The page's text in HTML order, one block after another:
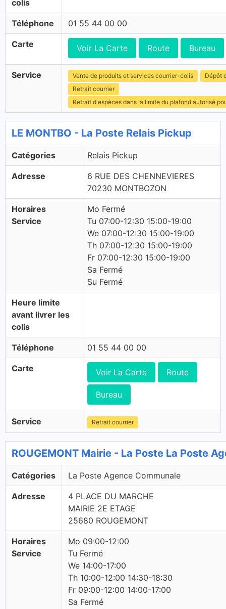
colis
Téléphone 01 55 44 00 00
Carte Voir La Carte Route Bureau
Service Vente de produits et services courrier-colis
Dépôt
Retrait courrier
Retrait d'espèces dans la limite du plafond autorisé
LE MONTBO - La Poste Relais Pickup
Catégories Relais Pickup
Adresse
6 RUE DES CHENNEVIERES
70230 MONTBOZON
Horaires
Service
Mo Fermé
Tu 07:00-12:30 15:00-19:00
We 07:00-12:30 15:00-19:00
Th 07:00-12:30 15:00-19:00
Fr 07:00-12:30 15:00-19:00
Sa Fermé
Su Fermé
Heure limite
avant livrer les
colis
Téléphone 01 55 44 00 00
Carte Voir La Carte Route
Bureau
Service Retrait courrier
ROUGEMONT Mairie - La Poste La Poste
Catégories La Poste Agence Communale
Adresse
4 PLACE DU MARCHE
MAIRIE 2E ETAGE
25680 ROUGEMONT
Horaires
Service
Mo 09:00-12:00
Tu Fermé
We 14:00-17:00
Th 10:00-12:00 14:30-18:30
Fr 09:00-12:00 14:00-17:00
Sa Fermé